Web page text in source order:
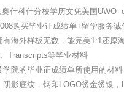
什科什分校学历文凭美国
购买毕业证成绩单+留学服务
有海外样板无数，能完美1:1还原
Transcripts等毕业材料
学院的毕业证成绩单所使用的材
影底纹，钢印LOGO烫金烫银，